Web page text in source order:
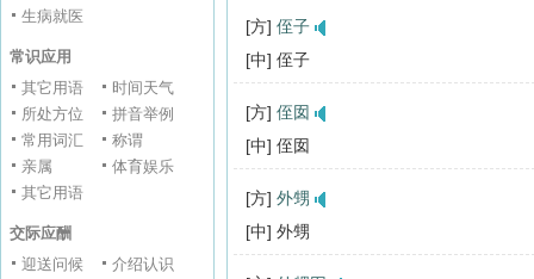
生病就医
常识应用
其它用语
时间天气
所处方位
拼音举例
常用词汇
称谓
亲属
体育娱乐
其它用语
交际应酬
迎送问候
介绍认识
[方] 侄子
[中] 侄子
[方] 侄囡
[中] 侄囡
[方] 外甥
[中] 外甥